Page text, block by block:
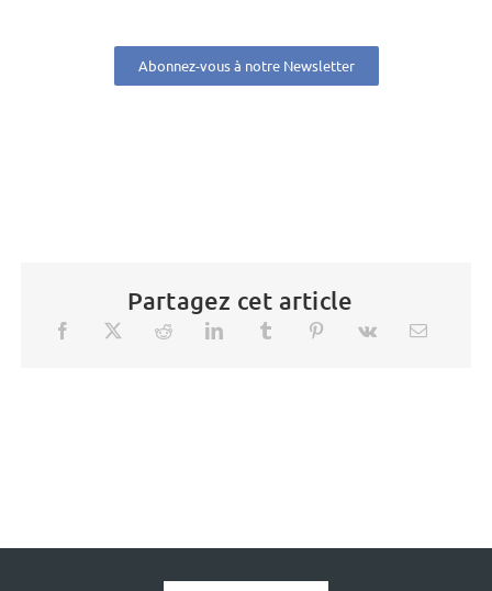
Abonnez-vous à notre Newsletter
Partagez cet article